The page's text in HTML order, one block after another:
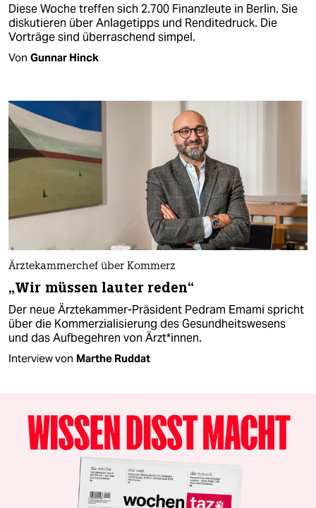
Diese Woche treffen sich 2.700 Finanzleute in Berlin. Sie
diskutieren über Anlagetipps und Renditedruck. Die
Vorträge sind überraschend simpel.
Von Gunnar Hinck
Ärztekammerchef über Kommerz
„Wir müssen lauter reden“
Der neue Ärztekammer-Präsident Pedram Emami spricht
über die Kommerzialisierung des Gesundheitswesens
und das Aufbegehren von Ärzt*innen.
Interview von Marthe Ruddat